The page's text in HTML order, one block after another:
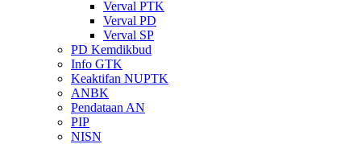
Verval PTK
Verval PD
Verval SP
PD Kemdikbud
Info GTK
Keaktifan NUPTK
ANBK
Pendataan AN
PIP
NISN